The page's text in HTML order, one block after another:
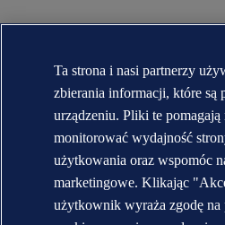
Ta strona i nasi partnerzy
zbierania informacji, które są
urządzeniu. Pliki te
monitorować wydajność
użytkowania oraz wspomóc
marketingowe. Klikając
użytkownik wyraża zgodę